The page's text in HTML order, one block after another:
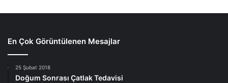
En Çok Görüntülenen Mesajlar
25 Şubat 2018
Doğum Sonrası Çatlak Tedavisi